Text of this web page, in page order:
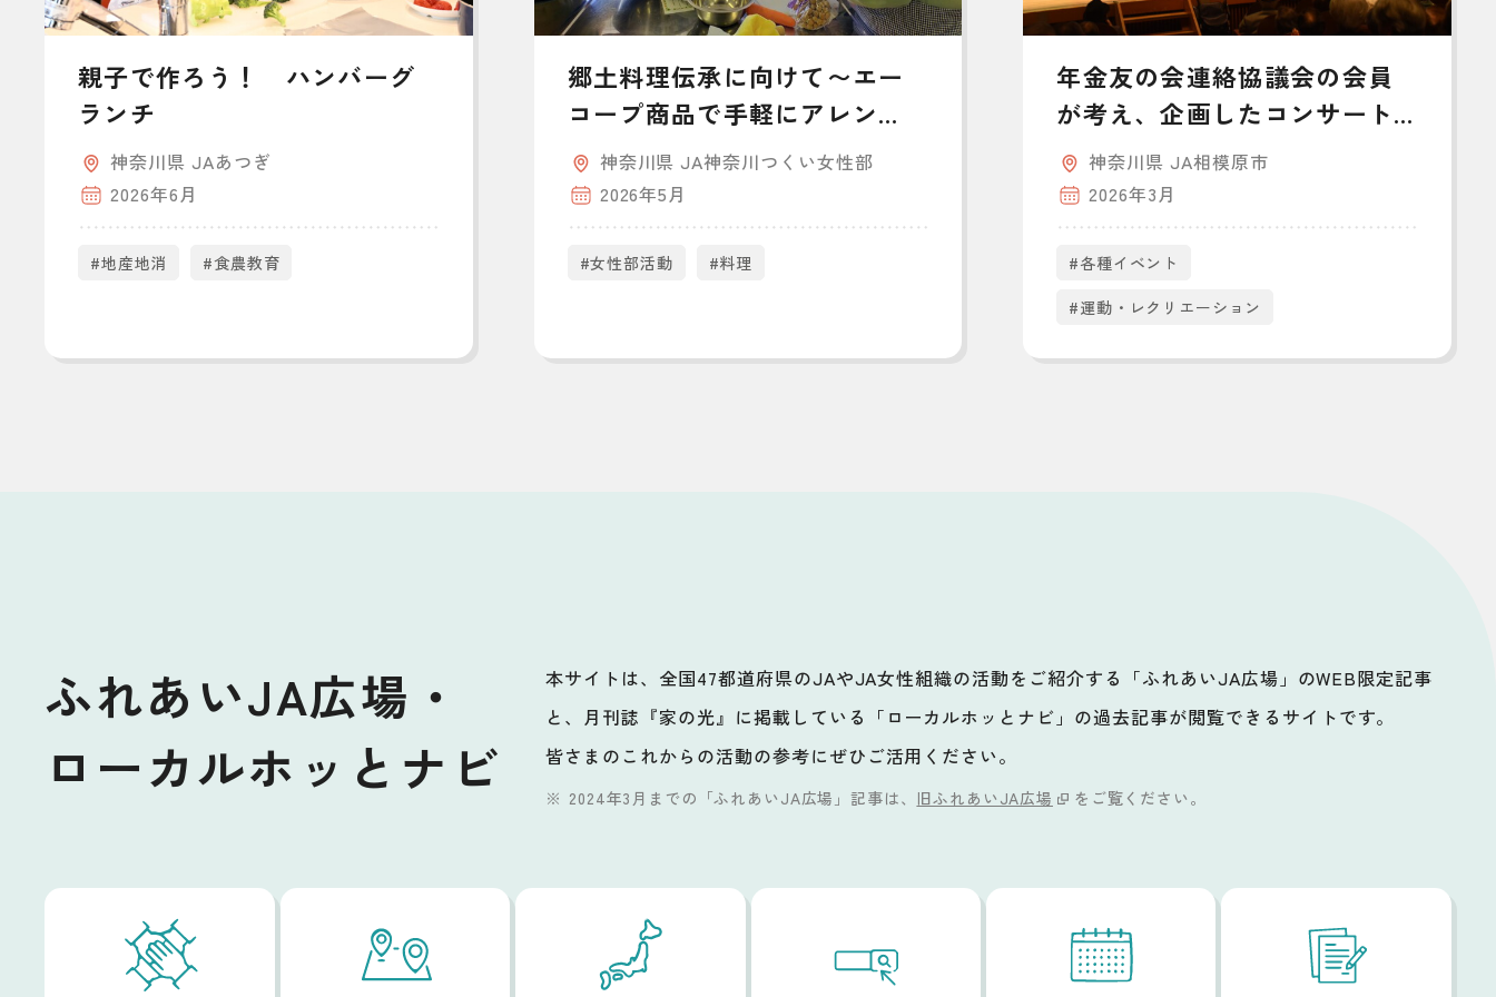
親子で作ろう！ ハンバーグ
ランチ
神奈川県 JAあつぎ
2026年6月
#地産地消 #食農教育
郷土料理伝承に向けて〜エー
コープ商品で手軽にアレン
ジ〜神奈川県 JA神奈川つくい女性部
2026年5月
#女性部活動 #料理
年金友の会連絡協議会の会員
が考え、企画したコンサート
を開催
神奈川県 JA相模原市
2026年3月
#各種イベント
#運動・レクリエーション
ふれあいJA広場・
ローカルホッとナビ
本サイトは、全国47都道府県のJAやJA女性組織の活動をご紹介する「ふれあいJA広場」のWEB限定記事
と、月刊誌『家の光』に掲載している「ローカルホッとナビ」の過去記事が閲覧できるサイトです。
皆さまのこれからの活動の参考にぜひご活用ください。
2024年3月までの「ふれあいJA広場」記事は、 旧ふれあいJA広場 をご覧ください。